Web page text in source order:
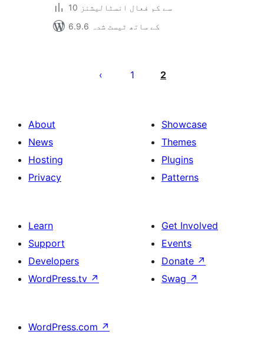
10 سے کم فعال انسٹالیشنز
6.9.6 کے ساتھ ٹیسٹ شدہ
pagination
1 2
About
News
Hosting
Privacy
Showcase
Themes
Plugins
Patterns
Learn
Support
Developers
WordPress.tv ↗
Get Involved
Events
Donate ↗
Swag ↗
WordPress.com ↗